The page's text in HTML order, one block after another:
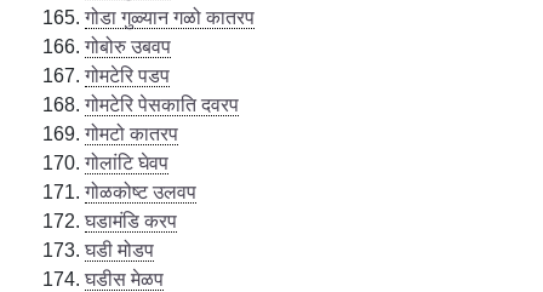
गोडा गुळ्यान गळो कातरप
गोबोरु उबवप
गोमटेरि पडप
गोमटेरि पेसकाति दवरप
गोमटो कातरप
गोलांटि घेवप
गोळकोष्ट उलवप
घडामंडि करप
घडी मोडप
घडीस मेळप